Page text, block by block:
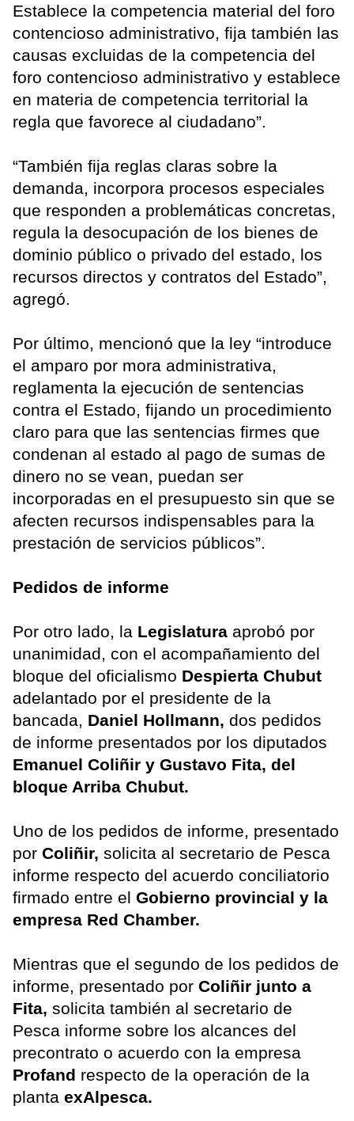
Establece la competencia material del foro
contencioso administrativo, fija también las
causas excluidas de la competencia del
foro contencioso administrativo y establece
en materia de competencia territorial la
regla que favorece al ciudadano”.
“También fija reglas claras sobre la
demanda, incorpora procesos especiales
que responden a problemáticas concretas,
regula la desocupación de los bienes de
dominio público o privado del estado, los
recursos directos y contratos del Estado”,
agregó.
Por último, mencionó que la ley “introduce
el amparo por mora administrativa,
reglamenta la ejecución de sentencias
contra el Estado, fijando un procedimiento
claro para que las sentencias firmes que
condenan al estado al pago de sumas de
dinero no se vean, puedan ser
incorporadas en el presupuesto sin que se
afecten recursos indispensables para la
prestación de servicios públicos”.
Pedidos de informe
Por otro lado, la Legislatura aprobó por
unanimidad, con el acompañamiento del
bloque del oficialismo Despierta Chubut
adelantado por el presidente de la
bancada,
Daniel Hollmann, dos pedidos
de informe presentados por los diputados
Emanuel Coliñir y Gustavo Fita, del
bloque Arriba Chubut.
Uno de los pedidos de informe, presentado
por Coliñir, solicita al secretario de Pesca
informe respecto del acuerdo conciliatorio
firmado entre el Gobierno provincial y la
empresa Red Chamber.
Mientras que el segundo de los pedidos de
informe, presentado por Coliñir junto a
Fita, solicita también al secretario de
Pesca informe sobre los alcances del
precontrato o acuerdo con la empresa
Profand respecto de la operación de la
planta exAlpesca.